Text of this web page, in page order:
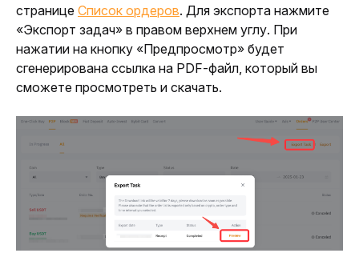
странице Список ордеров. Для экспорта нажмите
«Экспорт задач» в правом верхнем углу. При
нажатии на кнопку «Предпросмотр» будет
сгенерирована ссылка на PDF-файл, который вы
сможете просмотреть и скачать.